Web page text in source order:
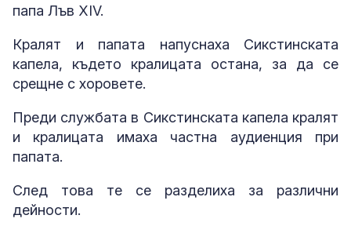
папа Лъв XIV.
Кралят и папата напуснаха Сикстинската
капела, където кралицата остана, за да се
срещне с хоровете.
Преди службата в Сикстинската капела кралят
и кралицата имаха частна аудиенция при
папата.
След това те се разделиха за различни
дейности.